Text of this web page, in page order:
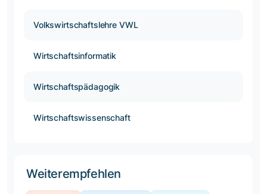
Volkswirtschaftslehre VWL
Wirtschaftsinformatik
Wirtschaftspädagogik
Wirtschaftswissenschaft
Weiterempfehlen